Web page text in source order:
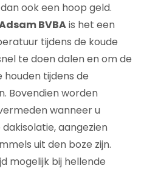
ook een hoop geld.
BVBAis het een
tijdens de koude
te doen dalen en om de
tijdens de
Bovendien worden
wanneer u
aangezien
uit den boze zijn.
mogelijk bij hellende